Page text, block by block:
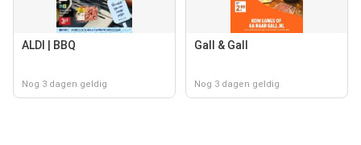
ALDI | BBQ
Nog 3 dagen geldig
Gall & Gall
Nog 3 dagen geldig